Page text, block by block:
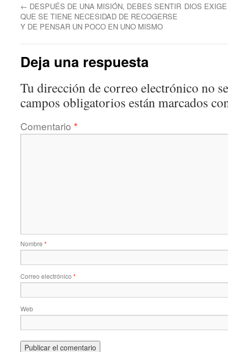
← DESPUÉS DE UNA MISIÓN, DEBES SENTIR
QUE SE TIENE NECESIDAD DE RECOGERSE
Y DE PENSAR UN POCO EN UNO MISMO
DIOS
Deja una respuesta
Tu dirección de correo electrónico no
campos obligatorios están marcados
Comentario *
Nombre *
Correo electrónico *
Web